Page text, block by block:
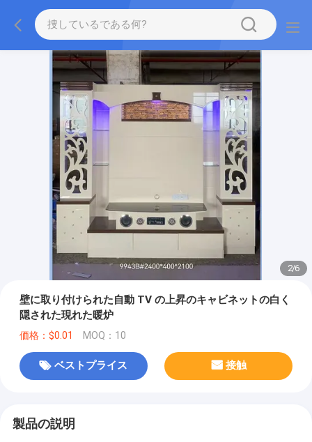
2/6
壁に取り付けられた自動 TV の上昇のキャビネットの白く
隠された現れた暖炉
価格：$0.01 MOQ：10
ベストプライス 接触
製品の説明